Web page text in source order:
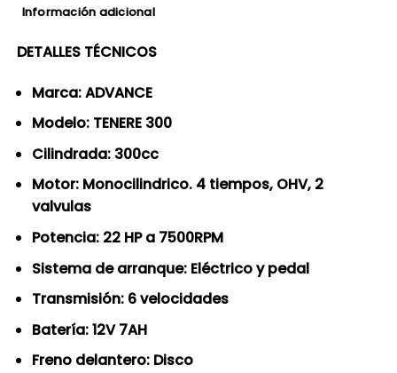
Información adicional
DETALLES TÉCNICOS
Marca: ADVANCE
Modelo: TENERE 300
Cilindrada: 300cc
Motor: Monocilindrico. 4 tiempos, OHV, 2
valvulas
Potencia: 22 HP a 7500RPM
Sistema de arranque: Eléctrico y pedal
Transmisión: 6 velocidades
Batería: 12V 7AH
Freno delantero: Disco